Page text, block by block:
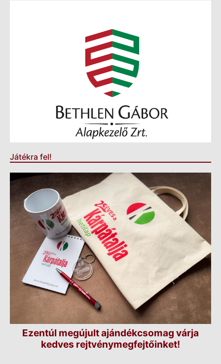
Játékra fel!
Ezentúl megújult ajándékcsomag várja
kedves rejtvénymegfejtőinket!